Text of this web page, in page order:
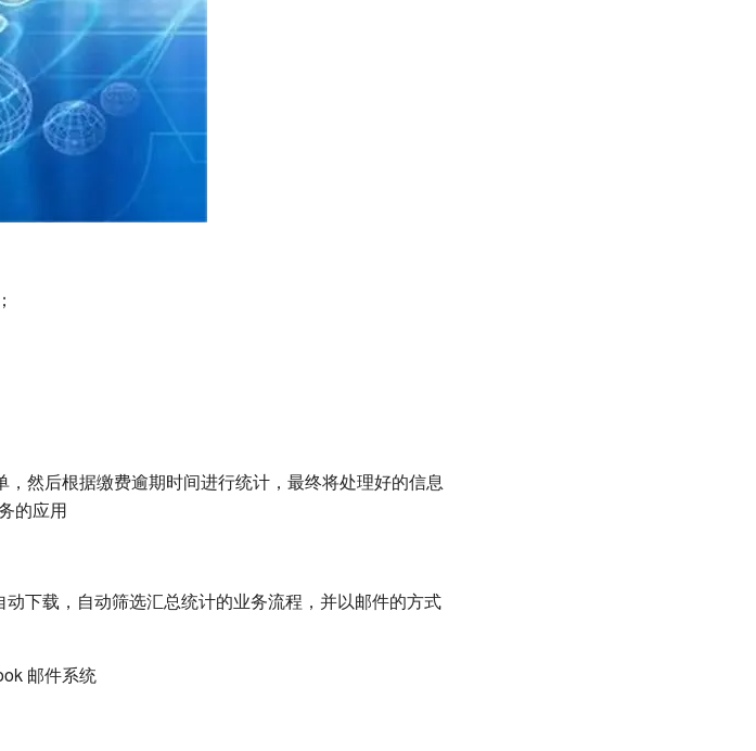
然后根据缴费逾期时间进行统计，最终将处理好的信息
的应用
下载，自动筛选汇总统计的业务流程，并以邮件的方式
邮件系统